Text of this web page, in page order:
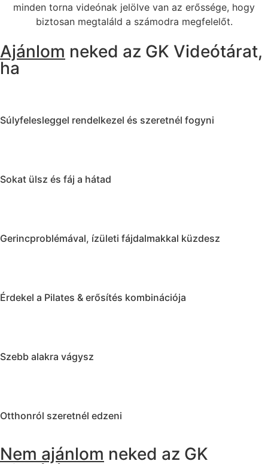
minden torna videónak jelölve van az erőssége, hogy
biztosan megtaláld a számodra megfelelőt.
Ajánlom neked az GK Videótárat,
ha
Súlyfelesleggel rendelkezel és szeretnél fogyni
Sokat ülsz és fáj a hátad
Gerincproblémával, ízületi fájdalmakkal küzdesz
Érdekel a Pilates & erősítés kombinációja
Szebb alakra vágysz
Otthonról szeretnél edzeni
Nem ajánlom neked az GK